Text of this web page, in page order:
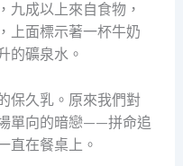
九成以上來自食物，
上面標示著一杯牛奶
的礦泉水。
保久乳。原來我們對
單向的暗戀——拼命追
直在餐桌上。